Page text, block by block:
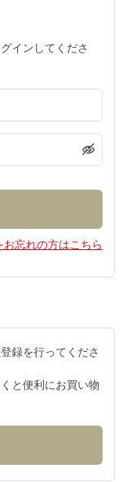
インしてくださ
お忘れの方はこちら
録を行ってくださ
と便利にお買い物